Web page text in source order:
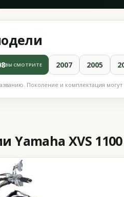
ВЫ СМОТРИТЕ 2007 2005
Поколение и комплектация могут
Yamaha XVS